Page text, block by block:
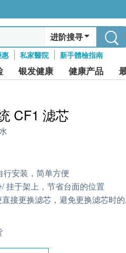
进阶搜寻
私家醫院 新手體檢指南
银发健康 健康产品
CF1 滤芯
安装，简单方便
挂于架上，节省台面的位置
接更换滤芯，避免更换滤芯时